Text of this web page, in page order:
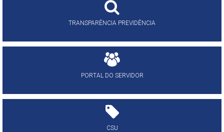
TRANSPARÊNCIA PREVIDÊNCIA
PORTAL DO SERVIDOR
CSU